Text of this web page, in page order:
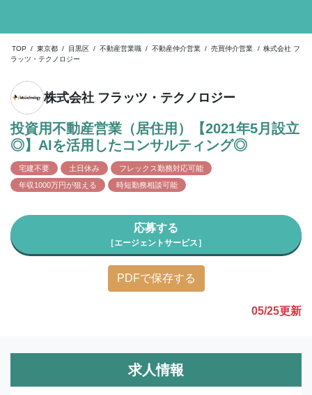
TOP / 東京都 / 目黒区 / 不動産営業職 / 不動産仲介営業 / 売買仲介営業 / 株式会社 フ
ラッツ・テクノロジー
株式会社 フラッツ・テクノロジー
投資用不動産営業（居住用）【2021年5月設立
◎】AIを活用したコンサルティング◎
宅建不要 土日休み
フレックス勤務対応可能
年収1000万円が狙える
時短勤務相談可能
応募する
［エージェントサービス］
PDFで保存する
05/25更新
求人情報